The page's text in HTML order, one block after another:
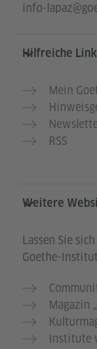
info-
Hilfreiche
Mein
RSS
Weitere
Lassen Sie
Goethe-
Magazin
Institute